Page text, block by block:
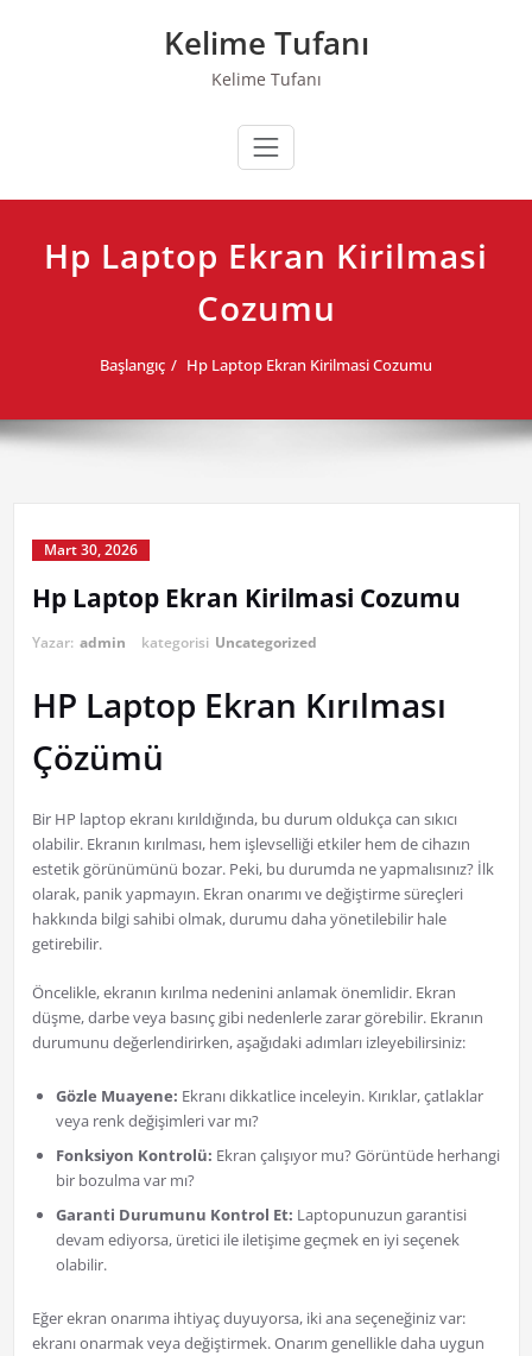
Kelime Tufanı
Kelime Tufanı
Hp Laptop Ekran Kirilmasi
Cozumu
Başlangıç Hp Laptop Ekran Kirilmasi Cozumu
Mart 30, 2026
Hp Laptop Ekran Kirilmasi Cozumu
Yazar: admin kategorisi Uncategorized
HP Laptop Ekran Kırılması
Çözümü
Bir HP laptop ekranı kırıldığında, bu durum oldukça can sıkıcı
olabilir. Ekranın kırılması, hem işlevselliği etkiler hem de cihazın
estetik görünümünü bozar. Peki, bu durumda ne yapmalısınız? İlk
olarak, panik yapmayın. Ekran onarımı ve değiştirme süreçleri
hakkında bilgi sahibi olmak, durumu daha yönetilebilir hale
getirebilir.
Öncelikle, ekranın kırılma nedenini anlamak önemlidir. Ekran
düşme, darbe veya basınç gibi nedenlerle zarar görebilir. Ekranın
durumunu değerlendirirken, aşağıdaki adımları izleyebilirsiniz:
Gözle Muayene: Ekranı dikkatlice inceleyin. Kırıklar, çatlaklar
veya renk değişimleri var mı?
Fonksiyon Kontrolü: Ekran çalışıyor mu? Görüntüde herhangi
bir bozulma var mı?
Garanti Durumunu Kontrol Et: Laptopunuzun garantisi
devam ediyorsa, üretici ile iletişime geçmek en iyi seçenek
olabilir.
Eğer ekran onarıma ihtiyaç duyuyorsa, iki ana seçeneğiniz var:
ekranı onarmak veya değiştirmek. Onarım genellikle daha uygun